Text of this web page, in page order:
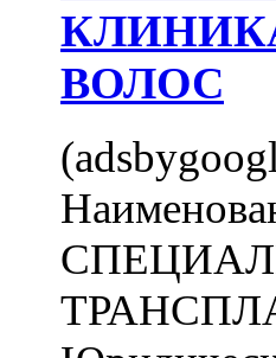
ВОЛОС